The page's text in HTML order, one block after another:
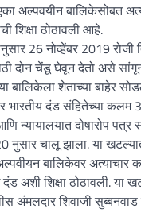
एका अल्पवयीन बालिकेसोबत
शिक्षा ठोठावली आहे.
26 नोव्हेंबर 2019
दोन चेंडू घेवून देतो असे
बालिकेला शेताच्या बाहेर
भारतीय दंड संहितेच्या
न्यायालयात दोषारोप पत्र
चालू झाला. या
बालिकेवर
शिक्षा ठोठावली. या
अंमलदार शिवाजी